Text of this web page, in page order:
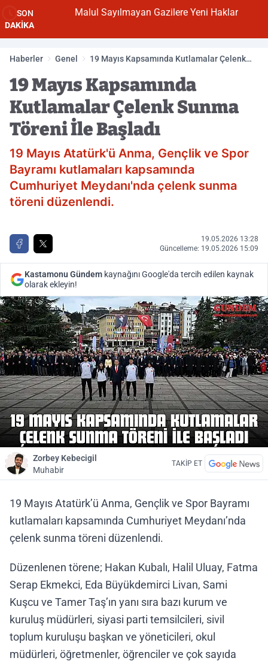
SON
DAKİKA
Malul Sayılmayan Gazilere Yeni Haklar
Haberler Genel
19 Mayıs Kapsamında Kutlamalar Çelenk
19 Mayıs Kapsamında
Kutlamalar Çelenk Sunma
Töreni İle Başladı
19 Mayıs Atatürk'ü Anma, Gençlik ve Spor
Bayramı kutlamaları kapsamında
Cumhuriyet Meydanı'nda çelenk sunma
töreni düzenlendi.
19.05.2026 13:28
Güncelleme: 19.05.2026 15:09
Kastamonu Gündem kaynağını Google'da tercih edilen kaynak
olarak ekleyin!
Zorbey Kebecigil
Muhabir
TAKİP ET
19 Mayıs Atatürk’ü Anma, Gençlik ve Spor Bayramı
kutlamaları kapsamında Cumhuriyet Meydanı’nda
çelenk sunma töreni düzenlendi.
Düzenlenen törene; Hakan Kubalı, Halil Uluay, Fatma
Serap Ekmekci, Eda Büyükdemirci Livan, Sami
Kuşcu ve Tamer Taş’ın yanı sıra bazı kurum ve
kuruluş müdürleri, siyasi parti temsilcileri, sivil
toplum kuruluşu başkan ve yöneticileri, okul
müdürleri, öğretmenler, öğrenciler ve çok sayıda